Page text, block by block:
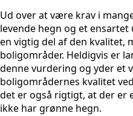
Ud over at være krav i
levende hegn og et
en vigtig del af den kvalitet,
boligområder. Heldigvis er
denne vurdering og yder et
boligområdernes kvalitet
det er også rigtigt, at der er
ikke har grønne hegn.